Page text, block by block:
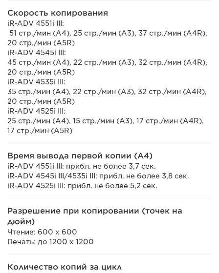
Скорость копирования
iR-ADV 4551i III:
51 стр./мин (A4), 25 стр./мин (A3), 37 стр./мин (A4R),
20 стр./мин (A5R)
iR-ADV 4545i III:
45 стр./мин (A4), 22 стр./мин (A3), 32 стр./мин (A4R),
20 стр./мин (A5R)
iR-ADV 4535i III:
35 стр./мин (A4), 22 стр./мин (A3), 32 стр./мин (A4R),
20 стр./мин (A5R)
iR-ADV 4525i III:
25 стр./мин (A4), 15 стр./мин (A3), 17 стр./мин (A4R),
17 стр./мин (A5R)
Время вывода первой копии (A4)
iR-ADV 4551i III: прибл. не более 3,7 сек.
iR-ADV 4545i III/4535i III: прибл. не более 3,8 сек.
iR-ADV 4525i III: прибл. не более 5,2 сек.
Разрешение при копировании (точек на
дюйм)
Чтение: 600 x 600
Печать: до 1200 x 1200
Количество копий за цикл